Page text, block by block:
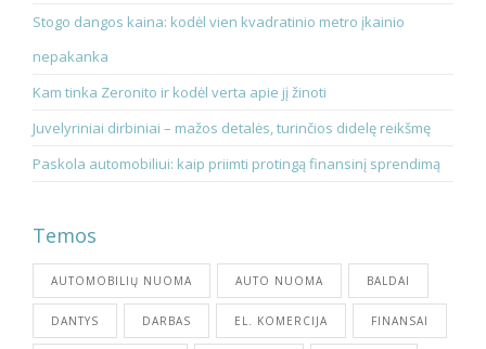
Stogo dangos kaina: kodėl vien kvadratinio metro įkainio
nepakanka
Kam tinka Zeronito ir kodėl verta apie jį žinoti
Juvelyriniai dirbiniai – mažos detalės, turinčios didelę reikšmę
Paskola automobiliui: kaip priimti protingą finansinį sprendimą
Temos
AUTOMOBILIŲ NUOMA AUTO NUOMA BALDAI
DANTYS DARBAS EL. KOMERCIJA FINANSAI